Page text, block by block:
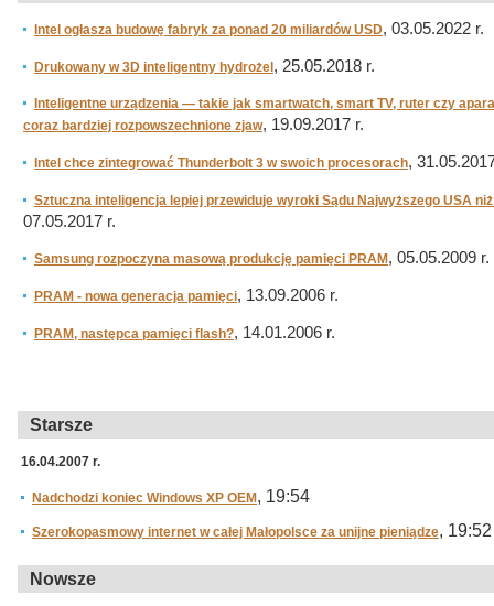
Intel ogłasza budowę fabryk za ponad 20 miliardów USD, 03.05.2022 r.
Drukowany w 3D inteligentny hydrożel , 25.05.2018 r.
Inteligentne urządzenia — takie jak smartwatch, smart TV, ruter czy
coraz bardziej rozpowszechnione zjaw, 19.09.2017 r.
Intel chce zintegrować Thunderbolt 3 w swoich procesorach,
Sztuczna inteligencja lepiej przewiduje wyroki Sądu Najwyższego USA
07.05.2017 r.
Samsung rozpoczyna masową produkcję pamięci PRAM , 05.05.2009 r.
PRAM - nowa generacja pamięci, 13.09.2006 r.
PRAM, następca pamięci flash?, 14.01.2006 r.
Starsze
16.04.2007 r.
Nadchodzi koniec Windows XP OEM , 19:54
Szerokopasmowy internet w całej Małopolsce za unijne pieniądze, 19:52
Nowsze